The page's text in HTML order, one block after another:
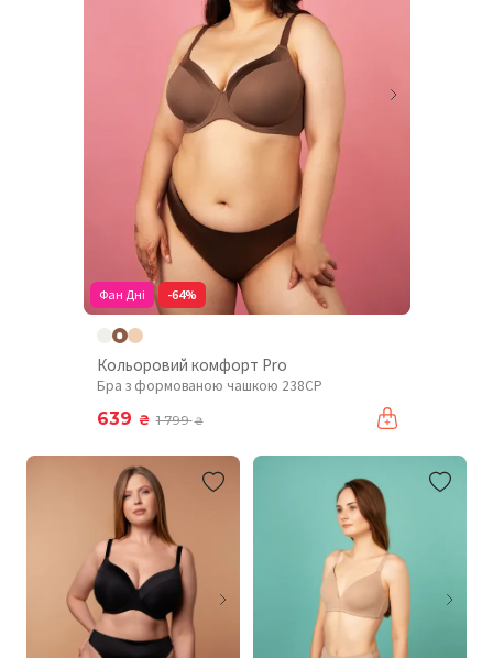
Фан Дні -64%
Кольоровий комфорт Pro
Бра з формованою чашкою 238CP
639 ₴ 1 799₴